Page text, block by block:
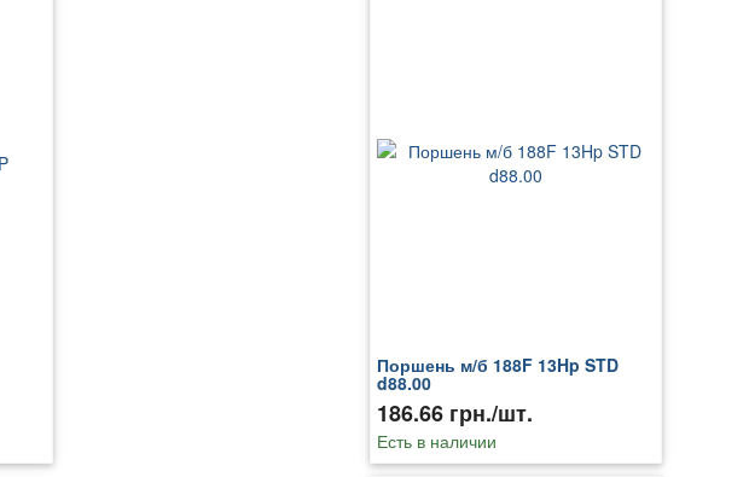
Поршень м/б 188F 13Hp STD
d88.00
186.66 грн./шт.
Есть в наличии